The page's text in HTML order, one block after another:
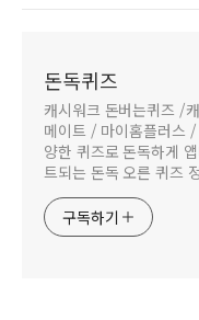
돈독퀴즈
캐시워크 돈버는퀴즈 /
메이트 / 마이홈플러스
양한 퀴즈로 돈독하게
트되는 돈독 오른 퀴즈
구독하기